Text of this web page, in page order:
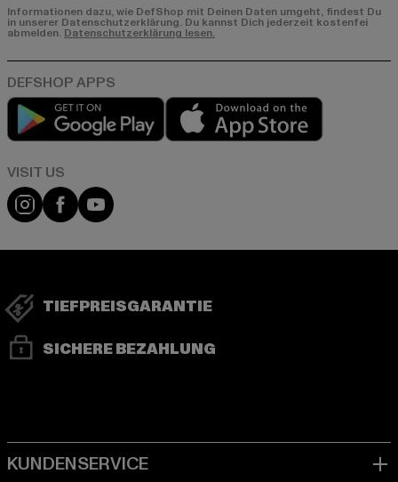
Informationen dazu, wie DefShop mit Deinen Daten umgeht, findest Du
in unserer Datenschutzerklärung. Du kannst Dich jederzeit kostenfei
abmelden. Datenschutzerklärung lesen.
Play market
Visit our Instagram page:
Visit our Facebook page:
Visit our YouTube channel:
TIEFPREISGARANTIE
SICHERE BEZAHLUNG